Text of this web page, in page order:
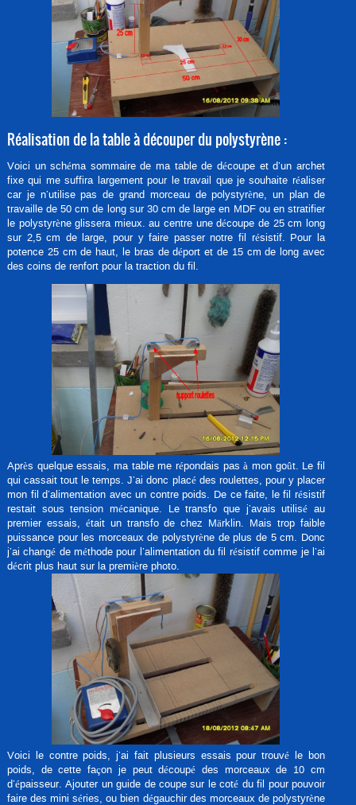
Réalisation de la table à découper du polystyrène :
Voici un schéma sommaire de ma table de découpe et d’un archet
fixe qui me suffira largement pour le travail que je souhaite réaliser
car je n’utilise pas de grand morceau de polystyrène, un plan de
travaille de 50 cm de long sur 30 cm de large en MDF ou en stratifier
le polystyrène glissera mieux. au centre une découpe de 25 cm long
sur 2,5 cm de large, pour y faire passer notre fil résistif. Pour la
potence 25 cm de haut, le bras de déport et de 15 cm de long avec
des coins de renfort pour la traction du fil.
Après quelque essais, ma table me répondais pas à mon goût. Le fil
qui cassait tout le temps. J’ai donc placé des roulettes, pour y placer
mon fil d’alimentation avec un contre poids. De ce faite, le fil résistif
restait sous tension mécanique. Le transfo que j’avais utilisé au
premier essais, était un transfo de chez Märklin. Mais trop faible
puissance pour les morceaux de polystyrène de plus de 5 cm. Donc
j’ai changé de méthode pour l’alimentation du fil résistif comme je l’ai
décrit plus haut sur la première photo.
Voici le contre poids, j’ai fait plusieurs essais pour trouvé le bon
poids, de cette façon je peut découpé des morceaux de 10 cm
d’épaisseur. Ajouter un guide de coupe sur le coté du fil pour pouvoir
faire des mini séries, ou bien dégauchir des morceaux de polystyrène